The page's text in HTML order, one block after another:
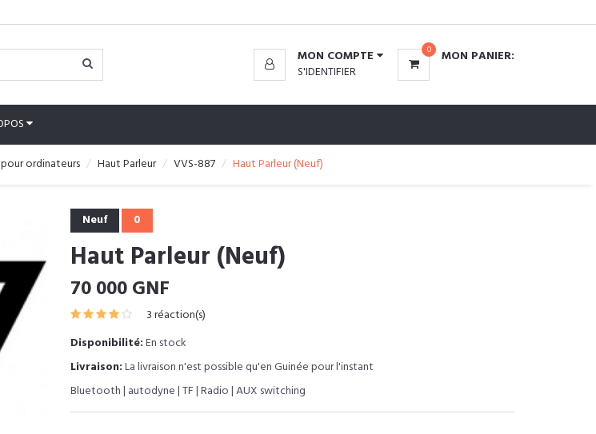
MON COMPTE
S'IDENTIFIER
0 MON PANIER:
ordinateurs Haut Parleur VVS-887 Haut Parleur (Neuf)
Neuf 0
Haut Parleur (Neuf)
70 000 GNF
3 réaction(s)
Disponibilité:En stock
Livraison:La livraison n'est possible qu'en Guinée pour l'instant
Bluetooth | autodyne | TF | Radio | AUX switching